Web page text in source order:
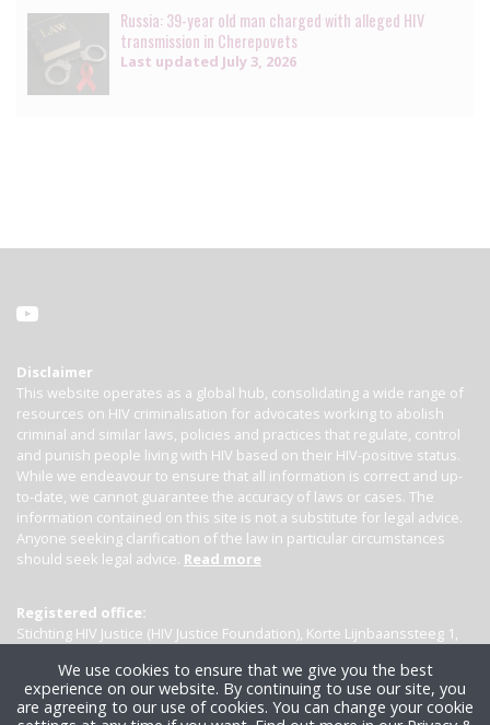
Russia: 39-year old man charged with alleged HIV
transmission in Cherepovets
Last updated July 3, 2026
Disclaimer
This website operates as a global hub, consolidating a wide range of
resources on HIV criminalisation for advocates working to abolish
criminal and similar laws, policies and practices that regulate, control
and punish people living with HIV based on their HIV-positive status.
While we endeavour to ensure that all information is correct and up-
to-date, we cannot guarantee the accuracy of laws or cases. The
information contained on this site is not a substitute for legal advice.
Anyone seeking clarification of the law in particular circumstances
should seek legal advice. Read more
Registered office:
Stichting HIV Justice (HIV Justice Foundation), Korte Lijnbaanssteeg 1,
We use cookies to ensure that we give you the best
experience on our website. By continuing to use our site, you
are agreeing to our use of cookies. You can change your cookie